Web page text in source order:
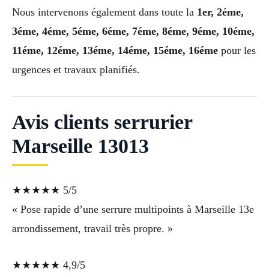
Nous intervenons également dans toute la 1er, 2éme,
3éme, 4éme, 5éme, 6éme, 7éme, 8éme, 9éme, 10éme,
11éme, 12éme, 13éme, 14éme, 15éme, 16éme pour les
urgences et travaux planifiés.
Avis clients serrurier
Marseille 13013
★★★★★ 5/5
« Pose rapide d’une serrure multipoints à Marseille 13e
arrondissement, travail très propre. »
★★★★★ 4,9/5